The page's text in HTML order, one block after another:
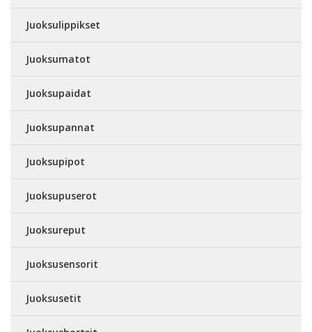
Juoksulippikset
Juoksumatot
Juoksupaidat
Juoksupannat
Juoksupipot
Juoksupuserot
Juoksureput
Juoksusensorit
Juoksusetit